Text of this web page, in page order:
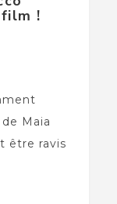
!
Maia
être ravis